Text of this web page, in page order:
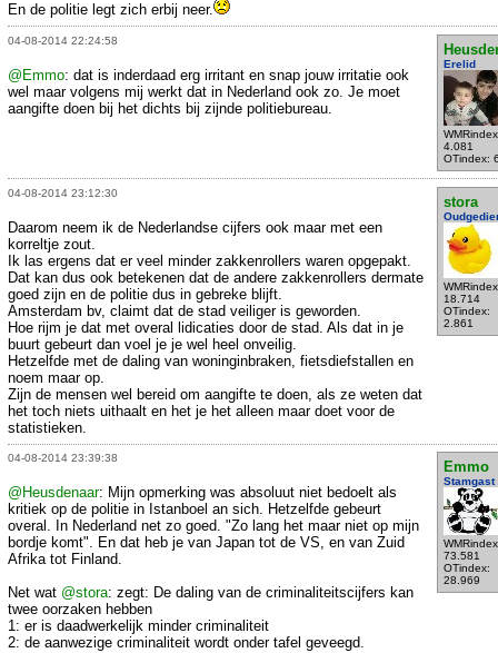
En de politie legt zich erbij neer.
04-08-2014 22:24:58
Erelid
4.081
OTindex:
@Emmo: dat is inderdaad erg irritant en snap jouw irritatie ook
wel maar volgens mij werkt dat in Nederland ook zo. Je moet
aangifte doen bij het dichts bij zijnde politiebureau.
04-08-2014 23:12:30
stora
18.714
OTindex:
2.861
Daarom neem ik de Nederlandse cijfers ook maar met een
korreltje zout.
Ik las ergens dat er veel minder zakkenrollers waren opgepakt.
Dat kan dus ook betekenen dat de andere zakkenrollers dermate
goed zijn en de politie dus in gebreke blijft.
Amsterdam bv, claimt dat de stad veiliger is geworden.
Hoe rijm je dat met overal lidicaties door de stad. Als dat in je
buurt gebeurt dan voel je je wel heel onveilig.
Hetzelfde met de daling van woninginbraken, fietsdiefstallen en
noem maar op.
Zijn de mensen wel bereid om aangifte te doen, als ze weten dat
het toch niets uithaalt en het je het alleen maar doet voor de
statistieken.
04-08-2014 23:39:38
Emmo
Stamgast
73.581
OTindex:
28.969
@Heusdenaar: Mijn opmerking was absoluut niet bedoelt als
kritiek op de politie in Istanboel an sich. Hetzelfde gebeurt
overal. In Nederland net zo goed. "Zo lang het maar niet op mijn
bordje komt". En dat heb je van Japan tot de VS, en van Zuid
Afrika tot Finland.
Net wat @stora: zegt: De daling van de criminaliteitscijfers kan
twee oorzaken hebben
1: er is daadwerkelijk minder criminaliteit
2: de aanwezige criminaliteit wordt onder tafel geveegd.